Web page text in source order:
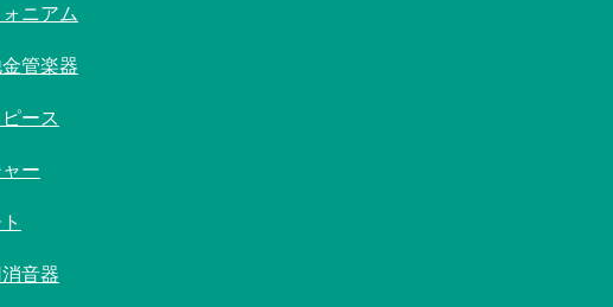
ニアム
管楽器
ース
ー
音器